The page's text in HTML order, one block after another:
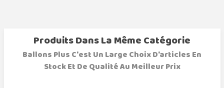
Produits Dans La Même Catégorie
Ballons Plus C'est Un Large Choix D'articles En
Stock Et De Qualité Au Meilleur Prix